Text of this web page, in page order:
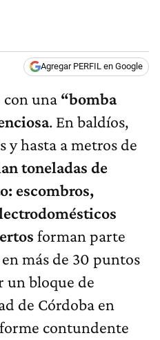
Agregar PERFIL en Google
con una “bomba
. En baldíos,
y hasta a metros de
toneladas de
escombros,
forman parte
más de 30 puntos
un bloque de
de Córdoba en
contundente